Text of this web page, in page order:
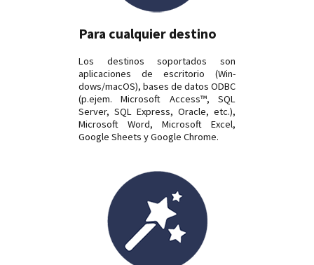
Para cualquier destino
Los destinos soportados son
aplicaciones de escritorio (Win­
dows/macOS), bases de datos ODBC
(p.ejem. Microsoft Access™, SQL
Server, SQL Express, Oracle, etc.),
Microsoft Word, Microsoft Excel,
Google Sheets y Google Chrome.